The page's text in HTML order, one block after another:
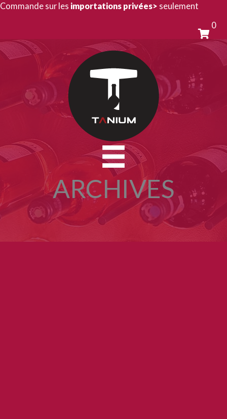
Aller
Commande sur les importations privées> seulement
0
ARCHIVES